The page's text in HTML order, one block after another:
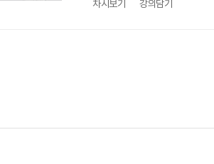
차시보기
강의담기